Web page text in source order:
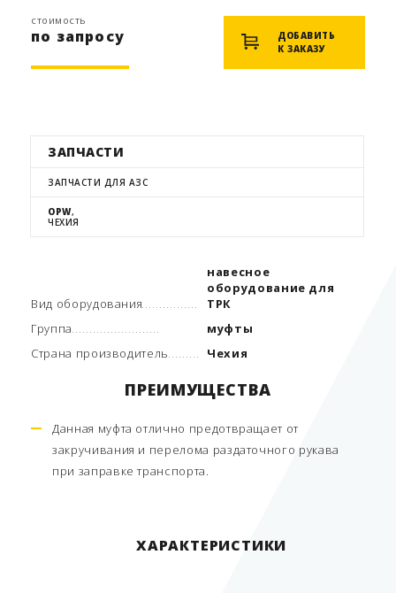
стоимость
по запросу
ДОБАВИТЬ
К ЗАКАЗУ
ЗАПЧАСТИ
ЗАПЧАСТИ ДЛЯ АЗС
OPW,
ЧЕХИЯ
Вид оборудования
навесное
оборудование для
ТРК
Группа
муфты
Страна производитель
Чехия
ПРЕИМУЩЕСТВА
Данная муфта отлично предотвращает от
закручивания и перелома раздаточного рукава
при заправке транспорта.
ХАРАКТЕРИСТИКИ